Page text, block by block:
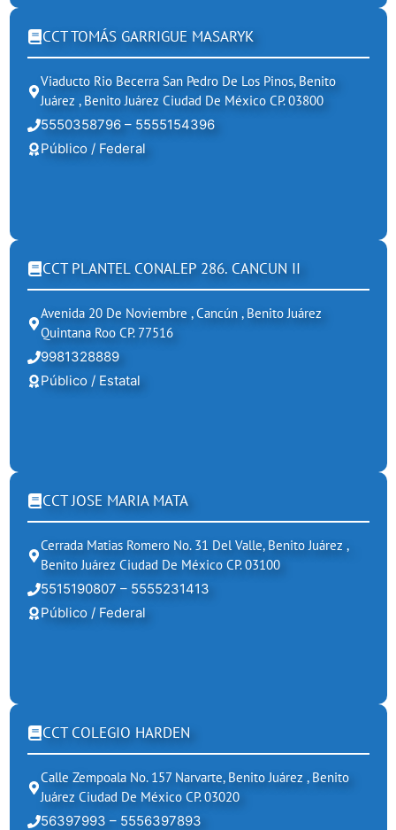
CCT TOMÁS GARRIGUE MASARYK
Viaducto Rio Becerra San Pedro De Los Pinos, Benito
Juárez , Benito Juárez Ciudad De México CP. 03800
5550358796 – 5555154396
Público / Federal
CCT PLANTEL CONALEP 286. CANCUN II
Avenida 20 De Noviembre , Cancún , Benito Juárez
Quintana Roo CP. 77516
9981328889
Público / Estatal
CCT JOSE MARIA MATA
Cerrada Matias Romero No. 31 Del Valle, Benito Juárez ,
Benito Juárez Ciudad De México CP. 03100
5515190807 – 5555231413
Público / Federal
CCT COLEGIO HARDEN
Calle Zempoala No. 157 Narvarte, Benito Juárez , Benito
Juárez Ciudad De México CP. 03020
56397993 – 5556397893